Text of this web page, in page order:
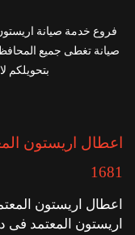
فروع خدمة صيانة
صيانة تغطى جميع
بتحويلكم
اعطال اريستون
1681
اعطال اريستون
اريستون المعتمد